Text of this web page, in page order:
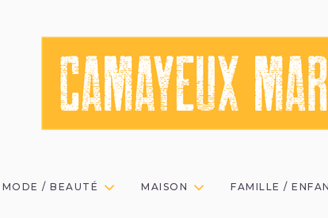
MODE / BEAUTÉ MAISON FAMILLE /